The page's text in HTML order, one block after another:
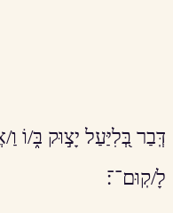
דְּֽבַר בְּ֭לִיַּעַל יָצ֣וּק בּ֑/וֹ
לָ/קֽוּם־־׃